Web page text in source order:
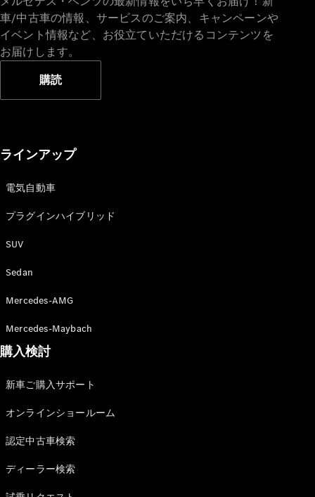
車/中古車の情報、サービスのご案内、キャンペーンや
イベント情報など、お役立ていただけるコンテンツを
お届けします。
購読
ラインアップ
電気自動車
プラグインハイブリッド
SUV
Sedan
Mercedes-AMG
Mercedes-Maybach
購入検討
新車ご購入サポート
オンラインショールーム
認定中古車検索
ディーラー検索